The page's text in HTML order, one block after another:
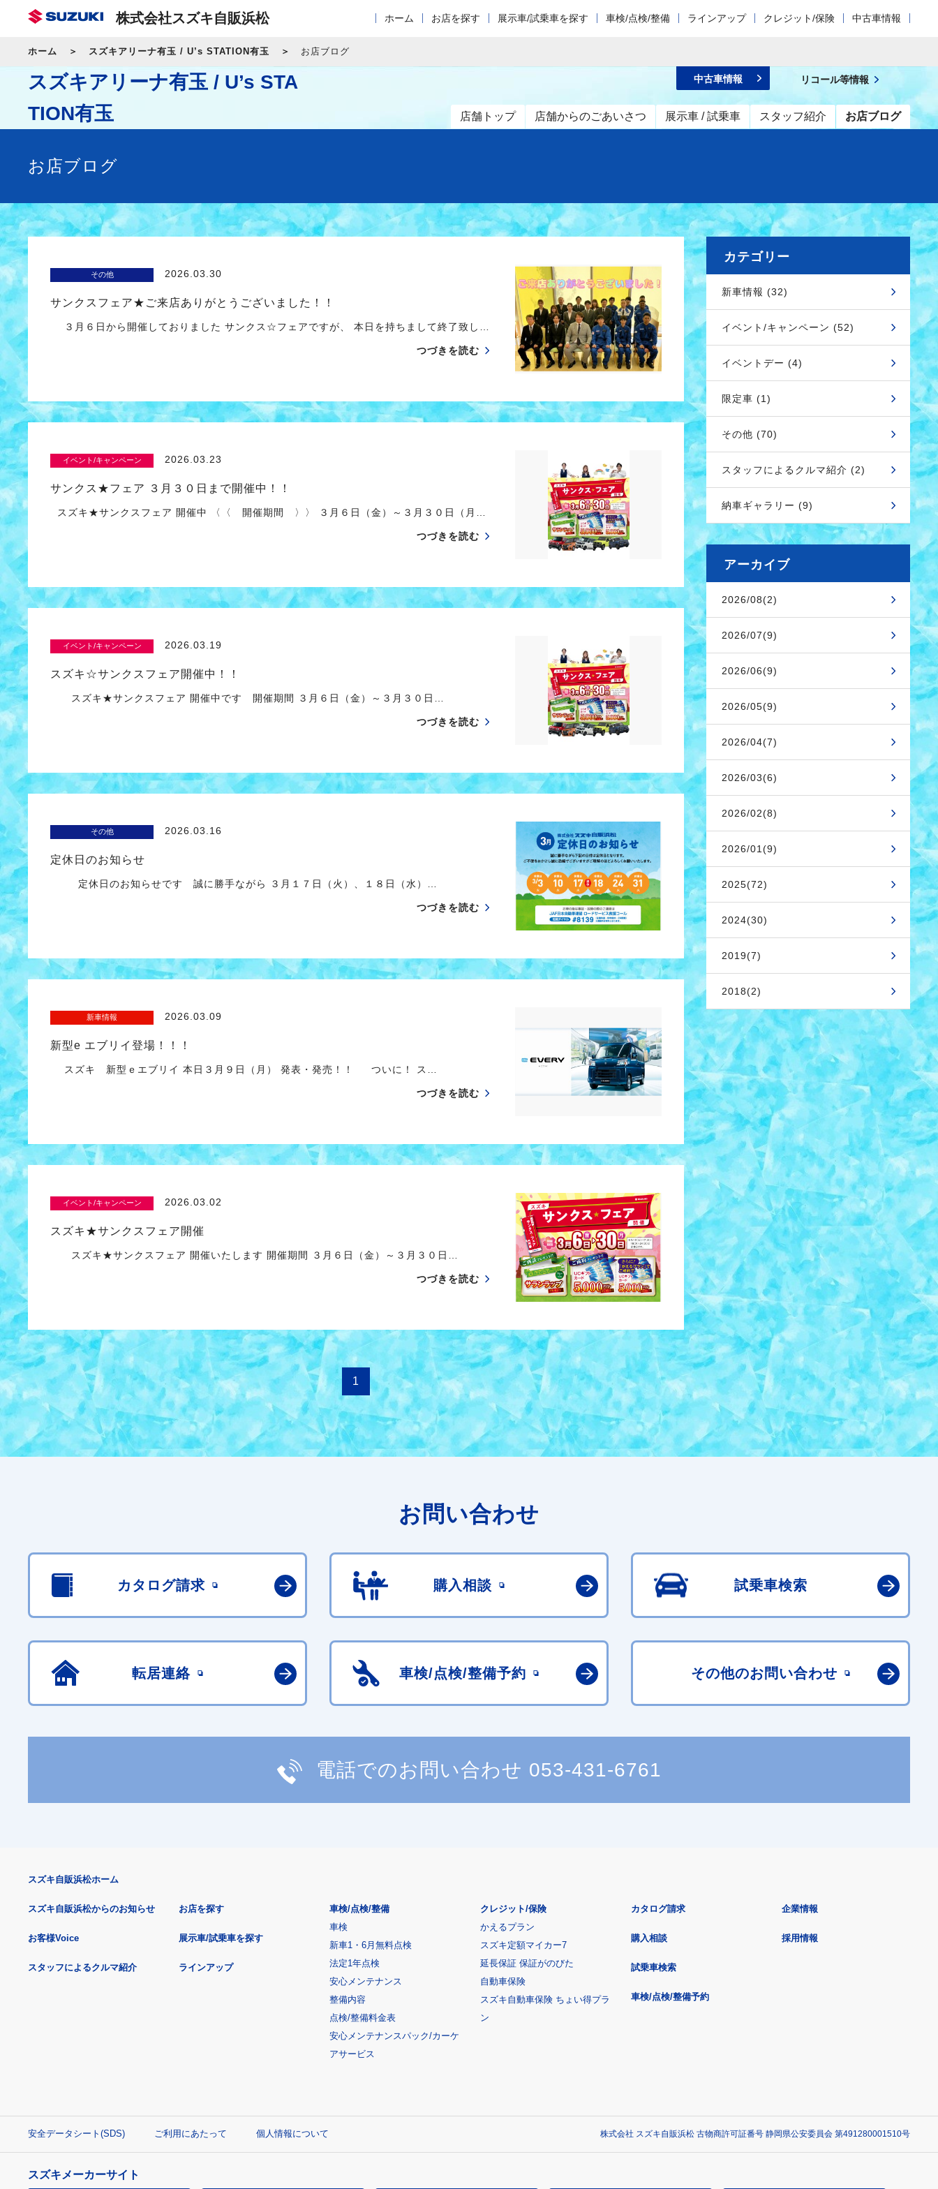
株式会社スズキ自販浜松 ホーム お店を探す 展示車/試乗車を探す 車検/点検/整備 ラインアップ クレジット/保険 中古車情報
ホーム スズキアリーナ有玉 / U’s STATION有玉 お店ブログ
スズキアリーナ有玉 / U’s STA
TION有玉
店舗トップ 店舗からのごあいさつ 展示車 / 試乗車 スタッフ紹介 お店ブログ
中古車情報 リコール等情報
お店ブログ
その他 2026.03.30
サンクスフェア★ご来店ありがとうございました！！
３月６日から開催しておりました サンクス☆フェアですが、 本日を持ちまして終了致し…
つづきを読む
イベント/キャンペーン 2026.03.23
サンクス★フェア ３月３０日まで開催中！！
スズキ★サンクスフェア 開催中 〈〈 開催期間 〉〉 ３月６日（金）～３月３０日（月…
つづきを読む
イベント/キャンペーン 2026.03.19
スズキ☆サンクスフェア開催中！！
スズキ★サンクスフェア 開催中です 開催期間 ３月６日（金）～３月３０日…
つづきを読む
その他 2026.03.16
定休日のお知らせ
定休日のお知らせです 誠に勝手ながら ３月１７日（火）、１８日（水）…
つづきを読む
新車情報 2026.03.09
新型e エブリイ登場！！！
スズキ 新型ｅエブリイ 本日３月９日（月） 発表・発売！！ ついに！ ス…
つづきを読む
イベント/キャンペーン 2026.03.02
スズキ★サンクスフェア開催
スズキ★サンクスフェア 開催いたします 開催期間 ３月６日（金）～３月３０日…
つづきを読む
1
カテゴリー
新車情報 (32)
イベント/キャンペーン (52)
イベントデー (4)
限定車 (1)
その他 (70)
スタッフによるクルマ紹介 (2)
納車ギャラリー (9)
アーカイブ
2026/08(2)
2026/07(9)
2026/06(9)
2026/05(9)
2026/04(7)
2026/03(6)
2026/02(8)
2026/01(9)
2025(72)
2024(30)
2019(7)
2018(2)
お問い合わせ
カタログ請求 購入相談 試乗車検索
転居連絡 車検/点検/整備予約 その他のお問い合わせ
電話でのお問い合わせ 053-431-6761
スズキ自販浜松ホーム
スズキ自販浜松からのお知らせ
お客様Voice
スタッフによるクルマ紹介
お店を探す
展示車/試乗車を探す
ラインアップ
車検/点検/整備
車検
新車1・6月無料点検
法定1年点検
安心メンテナンス
整備内容
点検/整備料金表
安心メンテナンスパック/カーケ
アサービス
クレジット/保険
かえるプラン
スズキ定額マイカー7
延長保証 保証がのびた
自動車保険
スズキ自動車保険 ちょい得プラ
ン
カタログ請求
購入相談
試乗車検索
車検/点検/整備予約
企業情報
採用情報
安全データシート(SDS) ご利用にあたって 個人情報について 株式会社 スズキ自販浜松 古物商許可証番号 静岡県公安委員会 第491280001510号
スズキメーカーサイト